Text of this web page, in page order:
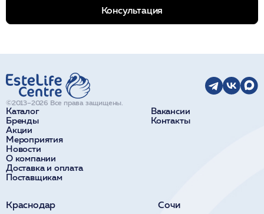
Консультация
Каталог
Бренды
Акции
Мероприятия
Новости
О компании
Доставка и оплата
Поставщикам
Вакансии
Контакты
©2013–2026 Все права защищены.
Краснодар Сочи